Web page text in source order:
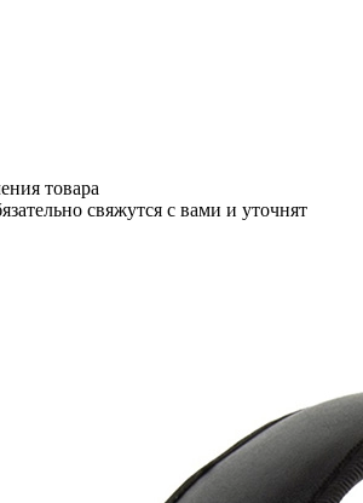
товара
свяжутся с вами и уточнят